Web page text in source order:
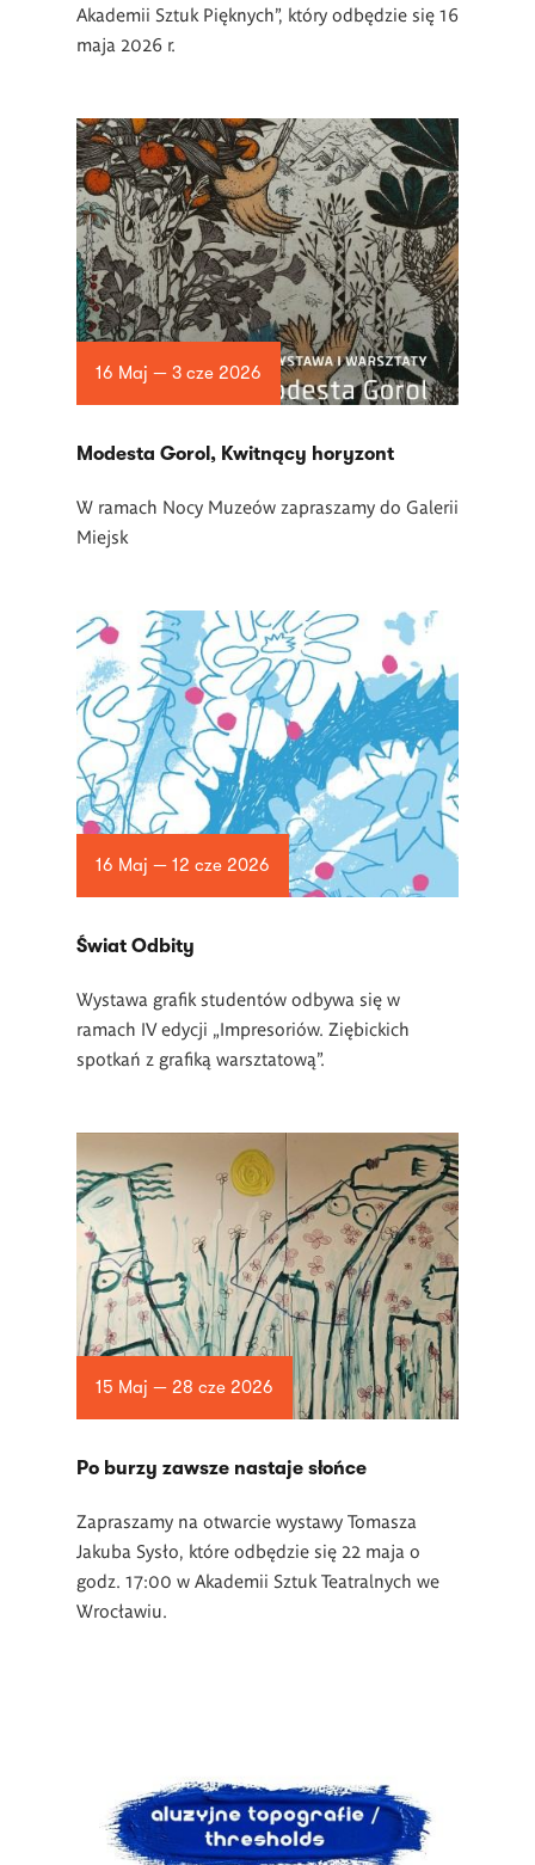
Akademii Sztuk Pięknych”, który odbędzie się 16
maja 2026 r.
16 Maj — 3 cze 2026
Modesta Gorol, Kwitnący horyzont
W ramach Nocy Muzeów zapraszamy do Galerii
Miejsk
16 Maj — 12 cze 2026
Świat Odbity
Wystawa grafik studentów odbywa się w
ramach IV edycji „Impresoriów. Ziębickich
spotkań z grafiką warsztatową”.
15 Maj — 28 cze 2026
Po burzy zawsze nastaje słońce
Zapraszamy na otwarcie wystawy Tomasza
Jakuba Sysło, które odbędzie się 22 maja o
godz. 17:00 w Akademii Sztuk Teatralnych we
Wrocławiu.